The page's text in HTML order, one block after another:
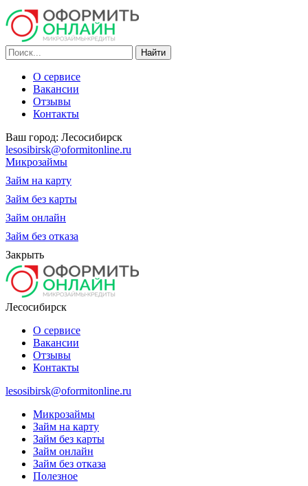
О сервисе
Вакансии
Отзывы
Контакты
Ваш город: Лесосибирск
lesosibirsk@oformitonline.ru
Микрозаймы
Займ на карту
Займ без карты
Займ онлайн
Займ без отказа
Закрыть
Лесосибирск
О сервисе
Вакансии
Отзывы
Контакты
lesosibirsk@oformitonline.ru
Микрозаймы
Займ на карту
Займ без карты
Займ онлайн
Займ без отказа
Полезное